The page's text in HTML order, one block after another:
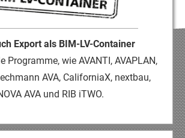
Export als BIM-LV-Container
Programme, wie AVANTI, AVAPLAN,
AVA, CaliforniaX, nextbau,
AVA und RIB iTWO.